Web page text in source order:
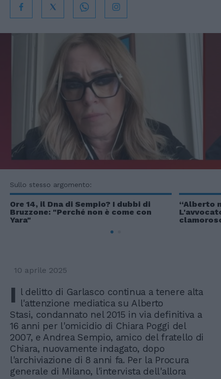
Sullo stesso argomento:
Ore 14, il Dna di Sempio? I dubbi di
Bruzzone: "Perché non è come con
Yara"
“Alberto
10 aprile 2025
I l delitto di Garlasco continua a tenere alta
l'attenzione mediatica su Alberto
Stasi, condannato nel 2015 in via definitiva a
16 anni per l'omicidio di Chiara Poggi del
2007, e Andrea Sempio, amico del fratello di
Chiara, nuovamente indagato, dopo
l'archiviazione di 8 anni fa. Per la Procura
generale di Milano, l'intervista dell'allora